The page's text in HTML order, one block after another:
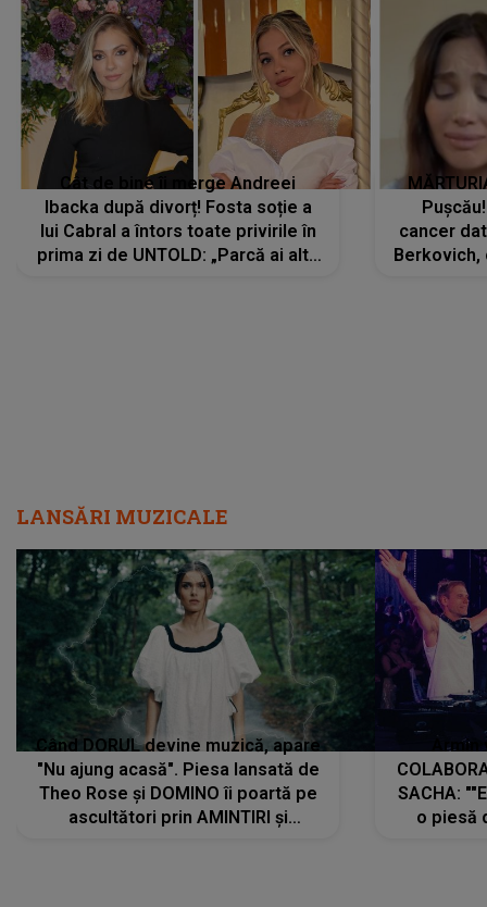
Cât de bine îi merge Andreei
Ibacka după divorț! Fosta soție a
lui Cabral a întors toate privirile în
prima zi de UNTOLD: „Parcă ai altă
cancer
Berkovich,
LANSĂRI MUZICALE
Când DORUL devine muzică, apare
"Nu ajung acasă". Piesa lansată de
Theo Rose și DOMINO îi poartă pe
ascultători prin AMINTIRI și
SACHA:
o piesă